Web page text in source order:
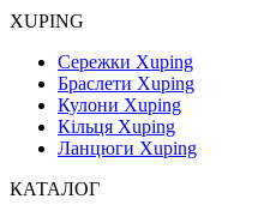
XUPING
Сережки Xuping
Браслети Xuping
Кулони Xuping
Кільця Xuping
Ланцюги Xuping
КАТАЛОГ